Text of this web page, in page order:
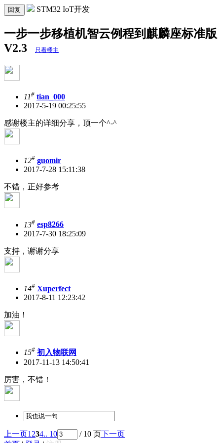
回复 STM32 IoT开发
一步一步移植机智云例程到麒麟座标准版
V2.3
只看楼主
11# tian_000
2017-5-19 00:25:55
感谢楼主的详细分享，顶一个^-^
12# guomir
2017-7-28 15:11:38
不错，正好参考
13# esp8266
2017-7-30 18:25:09
支持，谢谢分享
14# Xuperfect
2017-8-11 12:23:42
加油！
15# 初入物联网
2017-11-13 14:50:41
厉害，不错！
上一页 1234.. 10 / 10 页
下一页